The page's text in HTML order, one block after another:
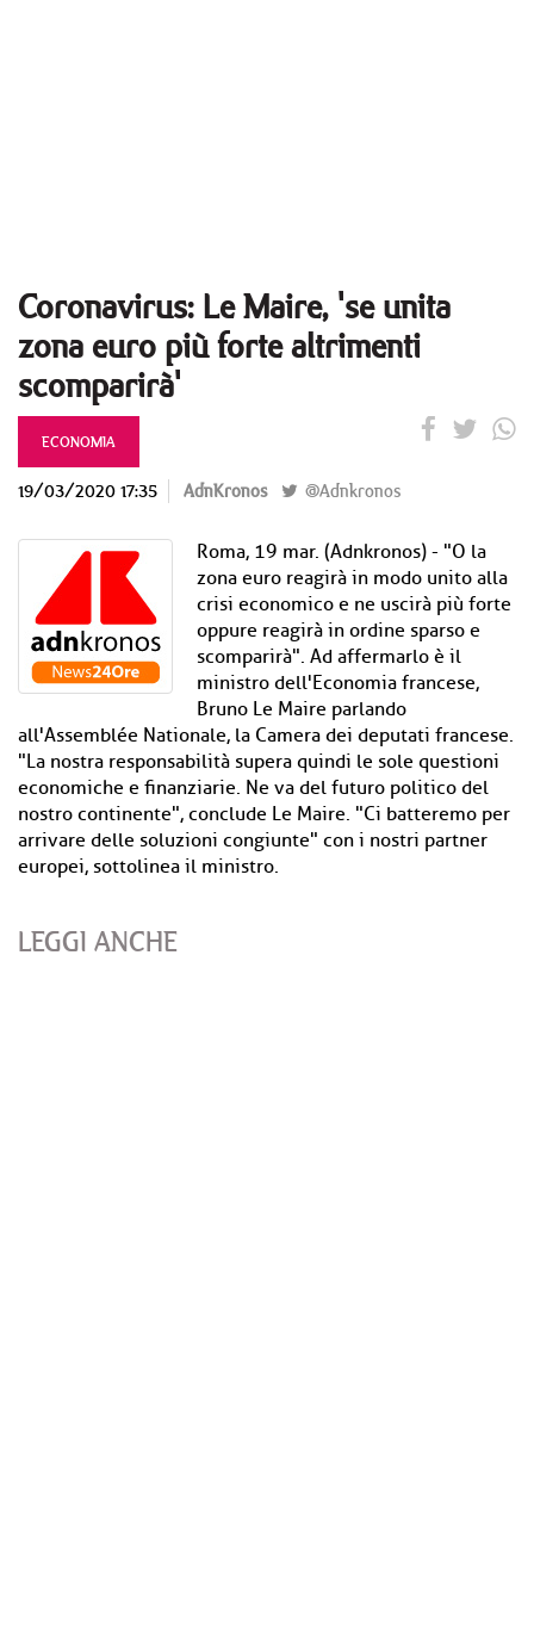
Coronavirus: Le Maire, 'se unita
zona euro più forte altrimenti
scomparirà'
ECONOMIA
19/03/2020 17:35 AdnKronos @Adnkronos
Roma, 19 mar. (Adnkronos) - "O la
zona euro reagirà in modo unito alla
crisi economico e ne uscirà più forte
oppure reagirà in ordine sparso e
scomparirà". Ad affermarlo è il
ministro dell'Economia francese,
Bruno Le Maire parlando
all'Assemblée Nationale, la Camera dei deputati francese.
"La nostra responsabilità supera quindi le sole questioni
economiche e finanziarie. Ne va del futuro politico del
nostro continente", conclude Le Maire. "Ci batteremo per
arrivare delle soluzioni congiunte" con i nostri partner
europei, sottolinea il ministro.
LEGGI ANCHE